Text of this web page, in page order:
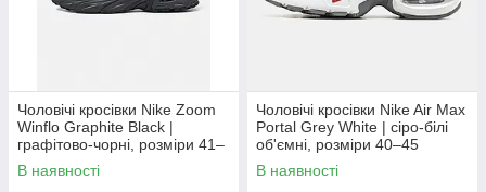
Чоловічі кросівки Nike Zoom
Winflo Graphite Black |
графітово-чорні, розміри 41–
45
В наявності
Чоловічі кросівки Nike Air Max
Portal Grey White | сіро-білі
об'ємні, розміри 40–45
В наявності